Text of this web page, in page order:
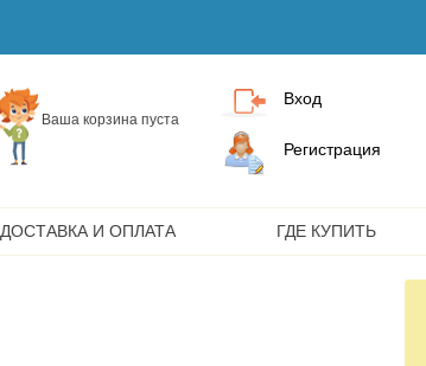
Вход
Регистрация
Ваша корзина пуста
ДОСТАВКА И ОПЛАТА ГДЕ КУПИТЬ